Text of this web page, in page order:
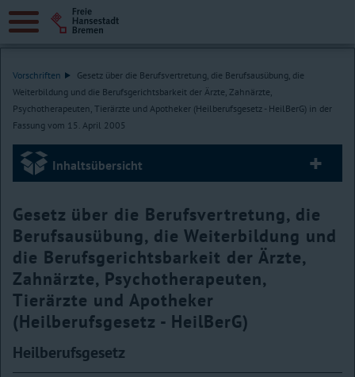
Vorschriften
Gesetz über die Berufsvertretung, die Berufsausübung, die
Weiterbildung und die Berufsgerichtsbarkeit der Ärzte, Zahnärzte,
Psychotherapeuten, Tierärzte und Apotheker (Heilberufsgesetz - HeilBerG) in der
Fassung vom 15. April 2005
Inhaltsübersicht
Gesetz über die Berufsvertretung, die
Berufsausübung, die Weiterbildung und
die Berufsgerichtsbarkeit der Ärzte,
Zahnärzte, Psychotherapeuten,
Tierärzte und Apotheker
(Heilberufsgesetz - HeilBerG)
Heilberufsgesetz